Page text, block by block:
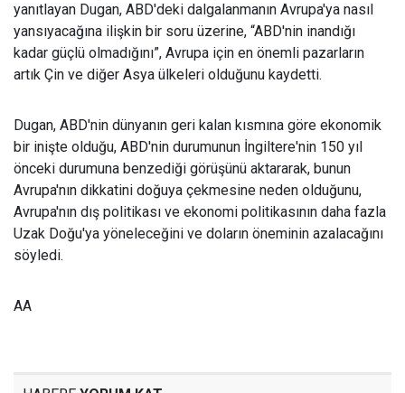
yanıtlayan Dugan, ABD'deki dalgalanmanın Avrupa'ya nasıl
yansıyacağına ilişkin bir soru üzerine, “ABD'nin inandığı
kadar güçlü olmadığını”, Avrupa için en önemli pazarların
artık Çin ve diğer Asya ülkeleri olduğunu kaydetti.
Dugan, ABD'nin dünyanın geri kalan kısmına göre ekonomik
bir inişte olduğu, ABD'nin durumunun İngiltere'nin 150 yıl
önceki durumuna benzediği görüşünü aktararak, bunun
Avrupa'nın dikkatini doğuya çekmesine neden olduğunu,
Avrupa'nın dış politikası ve ekonomi politikasının daha fazla
Uzak Doğu'ya yöneleceğini ve doların öneminin azalacağını
söyledi.
AA